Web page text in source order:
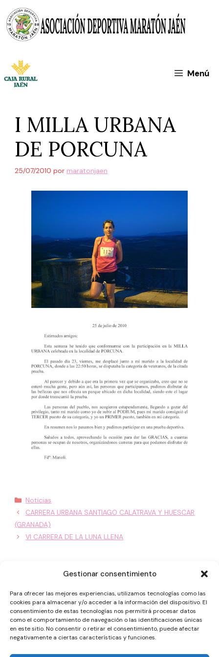
Gestionar consentimiento
Para ofrecer las mejores experiencias, utilizamos tecnologías como las
cookies para almacenar y/o acceder a la información del dispositivo. El
consentimiento de estas tecnologías nos permitirá procesar datos
como el comportamiento de navegación o las identificaciones únicas
en este sitio. No consentir o retirar el consentimiento, puede afectar
negativamente a ciertas características y funciones.
contenido
Menú
I MILLA URBANA
DE PORCUNA
25/07/2010 por maratonjaen
Categorías
Noticias
CARRERA URBANA SANTIAGO CALATRAVA Y HUESCAR
(GRANADA)
VI CARRERA DE LA LUNA LLENA